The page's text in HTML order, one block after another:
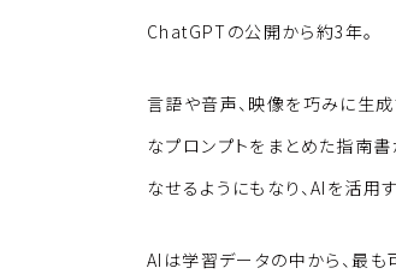
ChatGPTの公開から約3年。
言語や音声、映像を巧みに生成
なプロンプトをまとめた指南
なせるようにもなり、AIを活用
AIは学習データの中から、最も